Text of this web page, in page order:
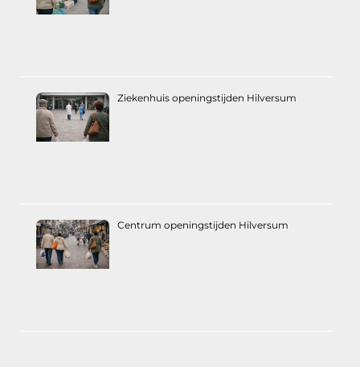
Ziekenhuis openingstijden Hilversum
Centrum openingstijden Hilversum